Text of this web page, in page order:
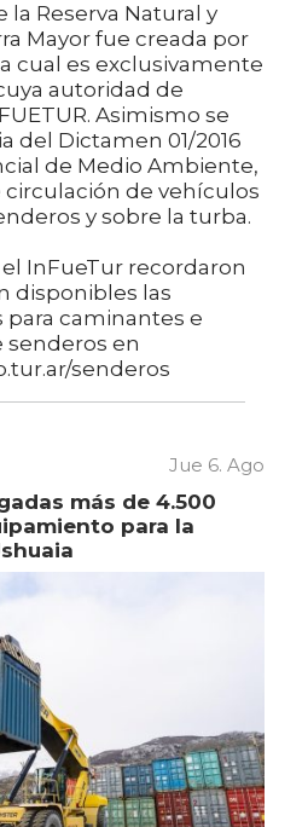
la Reserva Natural y
Mayor fue creada por
cual es exclusivamente
autoridad de
Asimismo se
del Dictamen 01/2016
de Medio Ambiente,
de vehículos
y sobre la turba.
InFueTur recordaron
disponibles las
caminantes e
senderos en
senderos
Jue 6. Ago
más de 4.500
para la